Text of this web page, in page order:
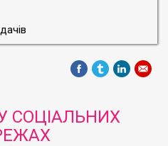
СОЦІАЛЬНИХ